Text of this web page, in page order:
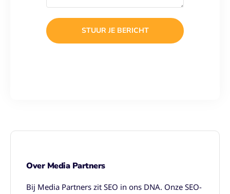
STUUR JE BERICHT
Over Media Partners
Bij Media Partners zit SEO in ons DNA. Onze SEO-